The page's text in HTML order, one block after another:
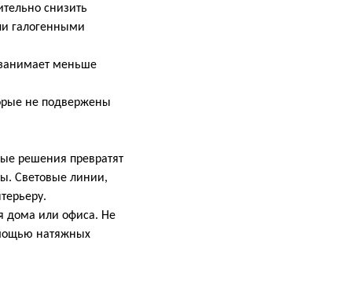
снизить
галогенными
меньше
не подвержены
решения превратят
Световые линии,
дома или офиса. Не
натяжных